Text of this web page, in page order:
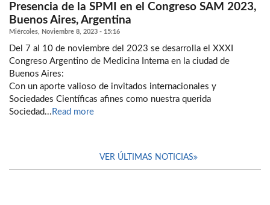
Presencia de la SPMI en el Congreso SAM 2023,
Buenos Aires, Argentina
Miércoles, Noviembre 8, 2023 - 15:16
Del 7 al 10 de noviembre del 2023 se desarrolla el XXXI
Congreso Argentino de Medicina Interna en la ciudad de
Buenos Aires:
Con un aporte valioso de invitados internacionales y
Sociedades Científicas afines como nuestra querida
Sociedad... Read more
VER ÚLTIMAS NOTICIAS